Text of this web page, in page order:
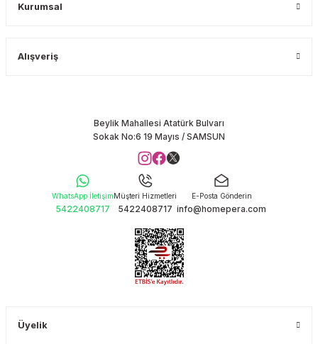
Kurumsal
Alışveriş
Beylik Mahallesi Atatürk Bulvarı
Sokak No:6 19 Mayıs / SAMSUN
WhatsApp İletişim
5422408717
Müşteri Hizmetleri
5422408717
E-Posta Gönderin
info@homepera.com
Üyelik